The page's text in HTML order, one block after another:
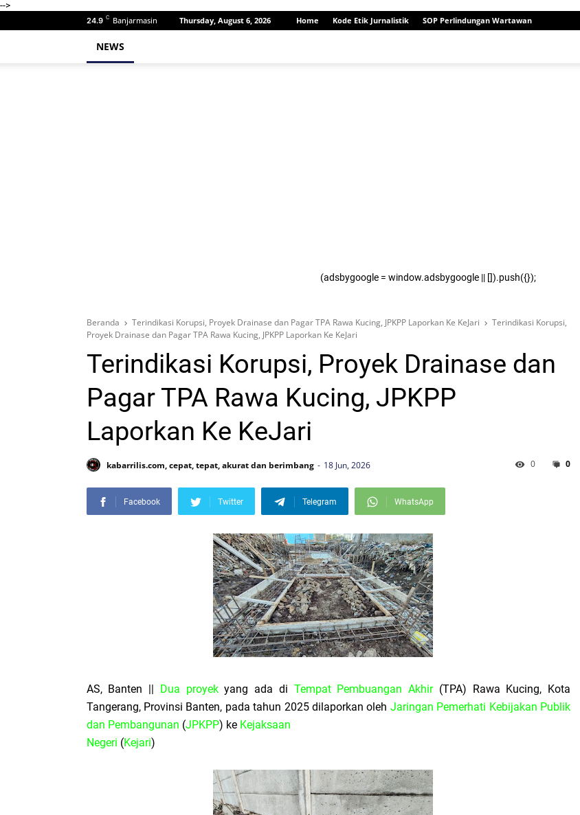
-->
24.9 C Banjarmasin Thursday, August 6, 2026 Home Kode Etik Jurnalistik SOP Perlindungan Wartawan
NEWS
(adsbygoogle = window.adsbygoogle || []).push({});
Beranda Terindikasi Korupsi, Proyek Drainase dan Pagar TPA Rawa Kucing, JPKPP Laporkan Ke KeJari
Terindikasi Korupsi,
Proyek Drainase dan Pagar TPA Rawa Kucing, JPKPP Laporkan Ke KeJari
Terindikasi Korupsi, Proyek Drainase dan
Pagar TPA Rawa Kucing, JPKPP
Laporkan Ke KeJari
kabarrilis.com, cepat, tepat, akurat dan berimbang 18 Jun, 2026 0
0
Facebook Twitter Telegram WhatsApp
AS, Banten || Dua proyekyang ada di Tempat Pembuangan Akhir(TPA) Rawa Kucing, Kota
Tangerang, Provinsi Banten, pada tahun 2025 dilaporkan oleh Jaringan Pemerhati Kebijakan Publik
dan Pembangunan (JPKPP) ke Kejaksaan
Negeri (Kejari)